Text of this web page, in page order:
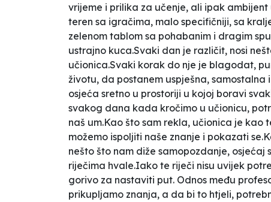
vrijeme i prilika za učenje, ali ipak
teren sa igračima, malo specifičniji, sa
zelenom tablom sa pohabanim i dragim
ustrajno kuca.Svaki dan je različit, nosi
učionica.Svaki korak do nje je blagodat,
životu, da postanem uspješna,
osjeća sretno u prostoriji u kojoj boravi
svakog dana kada kročimo u učionicu,
naš um.Kao što sam rekla, učionica je
možemo ispoljiti naše znanje i pokazati
nešto što nam diže samopozdanje,
riječima hvale.Iako te riječi nisu uvijek
gorivo za nastaviti put. Odnos među
prikupljamo znanja, a da bi to htjeli,